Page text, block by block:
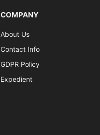
COMPANY
About Us
Contact Info
GDPR Policy
Expedient